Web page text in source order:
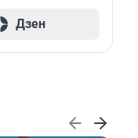
Дзен